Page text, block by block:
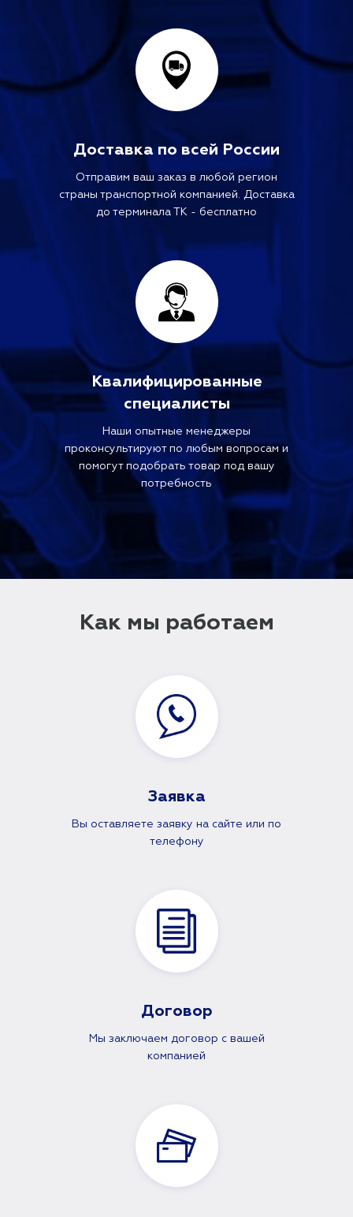
Доставка по всей России
Отправим ваш заказ в любой регион
страны транспортной компанией. Доставка
до терминала ТК - бесплатно
Квалифицированные
специалисты
Наши опытные менеджеры
проконсультируют по любым вопросам и
помогут подобрать товар под вашу
потребность
Как мы работаем
Заявка
Вы оставляете заявку на сайте или по
телефону
Договор
Мы заключаем договор с вашей
компанией